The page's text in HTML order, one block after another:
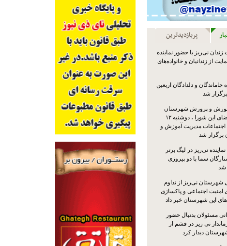
پربازدیدترین
نی‌ریز با حضور نماینده
از زندانیان و خانواده‌های
جاماندگان و دلدادگان اربعین
شد
و پرورش شهرستان
نی‌ریز با حضور اعضای این شورا ، دوشنبه ۱۲
اجتماعات مدیریت آموزش و
شد
نی‌ریز در لیگ برتر
سما با دو پیروزی
شد
شهرستان نی‌ریز از تداوم
امنیت اجتماعی و پاکسازی
این شهرستان خبر داد
مسئولان بدنبال حضور
نی ریز در قشم از
دیدار کرد